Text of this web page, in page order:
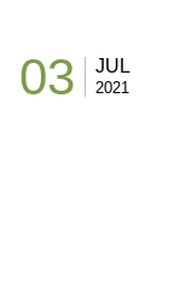
03 JUL
2021